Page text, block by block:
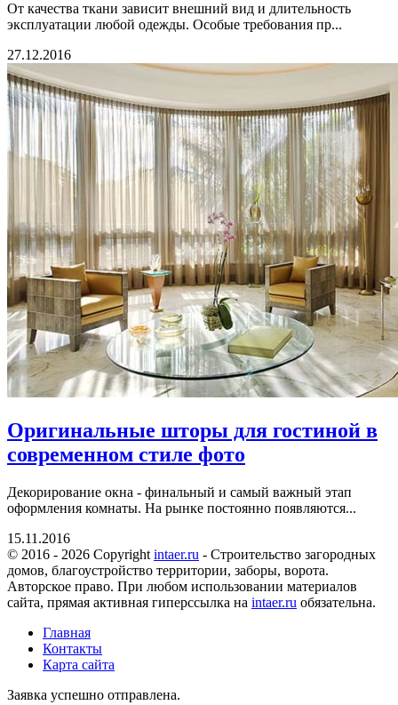
От качества ткани зависит внешний вид и длительность
эксплуатации любой одежды. Особые требования пр...
27.12.2016
Оригинальные шторы для гостиной в
современном стиле фото
Декорирование окна - финальный и самый важный этап
оформления комнаты. На рынке постоянно появляются...
15.11.2016
© 2016 - 2026 Copyright intaer.ru - Cтроительство загородных
домов, благоустройство территории, заборы, ворота.
Авторское право. При любом использовании материалов
сайта, прямая активная гиперссылка на intaer.ru обязательна.
Главная
Контакты
Карта сайта
Заявка успешно отправлена.